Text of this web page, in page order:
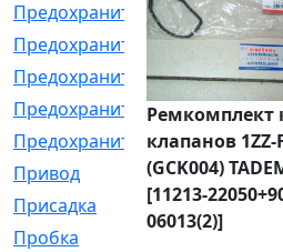
Предохранитель
[32]
Предохранитель_б
[18]
Предохранитель_м
[21]
Предохранитель_фл.[13]
Предохранительная
[2]
Привод
[198]
Присадка
[2]
Пробка
[1]
клапанов 1ZZ-
(GCK004)
[11213-
06013(2)]